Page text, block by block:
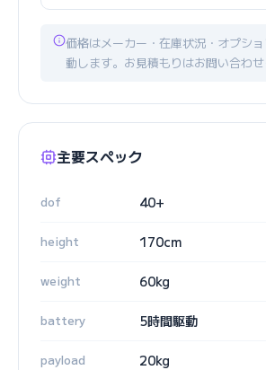
価格はメーカー・在庫状況・オプシ
動します。お見積もりはお問い合わせ
主要スペック
dof 40+
height 170cm
weight 60kg
battery 5時間駆動
payload 20kg